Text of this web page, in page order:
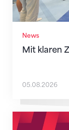
News
Mit klaren
05.08.2026
Neue